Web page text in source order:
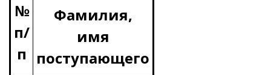
№
п/
п
Фамилия,
имя
поступающего